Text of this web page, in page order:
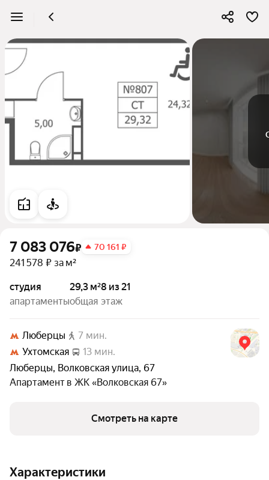
7 083 076₽ 70 161 ₽
241 578 ₽ за м²
студия
апартаменты
29,3 м²
общая
8 из 21
этаж
Люберцы
7 мин.
Ухтомская
13 мин.
Люберцы, Волковская улица, 67
Апартамент в ЖК «Волковская 67»
Смотреть на карте
Характеристики